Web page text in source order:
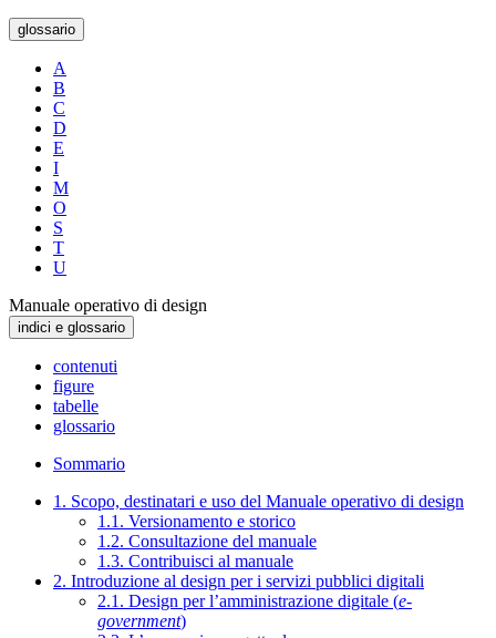
glossario
A
B
C
D
E
I
M
O
S
T
U
Manuale operativo di design
indici e glossario
contenuti
figure
tabelle
glossario
Sommario
1. Scopo, destinatari e uso del Manuale operativo di design
1.1. Versionamento e storico
1.2. Consultazione del manuale
1.3. Contribuisci al manuale
2. Introduzione al design per i servizi pubblici digitali
2.1. Design per l’amministrazione digitale (e-
government)